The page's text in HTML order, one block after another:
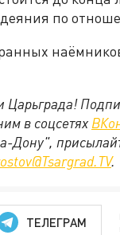
деяния по
Царьграда!
в соцсетях
Дону",
.
ТЕЛЕГРАМ